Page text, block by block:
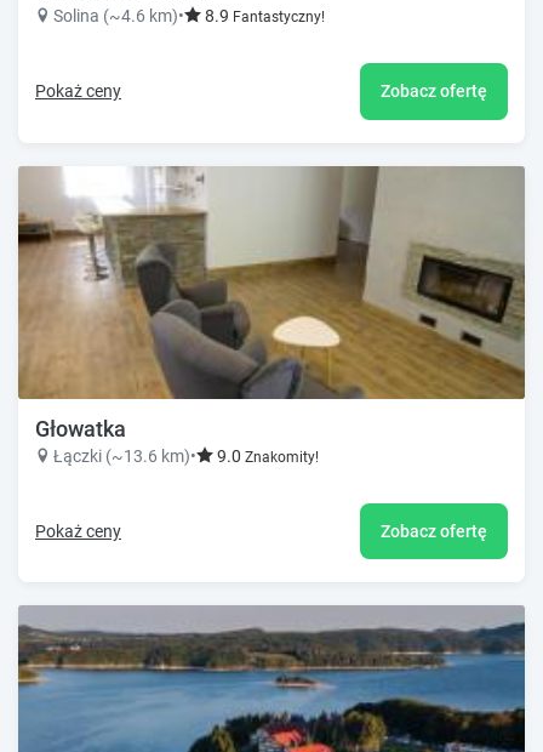
Solina (~4.6 km)• 8.9 Fantastyczny!
Pokaż ceny Zobacz ofertę
Głowatka
Łączki (~13.6 km)• 9.0 Znakomity!
Pokaż ceny Zobacz ofertę